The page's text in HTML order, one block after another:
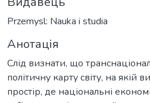
Przemysl: Nauka i studia
Анотація
Слід визнати, що
політичну карту світу, на якій
простір, де національні